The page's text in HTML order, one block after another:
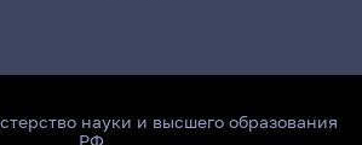
науки и высшего образования